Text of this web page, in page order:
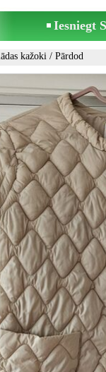
Iesniegt
kažoki / Pārdod